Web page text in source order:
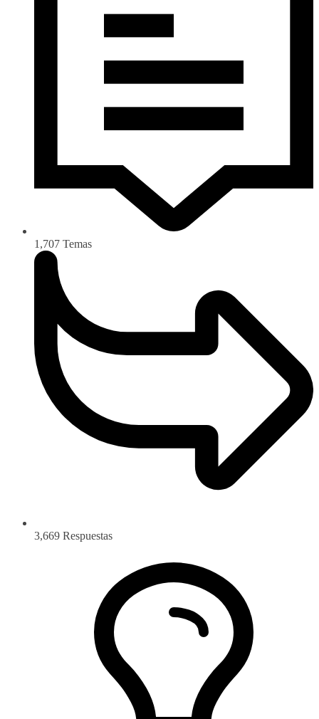
1,707 Temas
3,669 Respuestas